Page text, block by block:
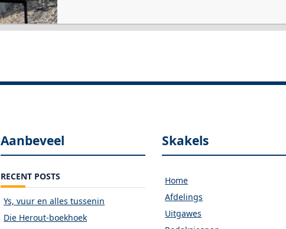
Aanbeveel
RECENT POSTS
Ys, vuur en alles tussenin
Die Herout-boekhoek
Skakels
Home
Afdelings
Uitgawes